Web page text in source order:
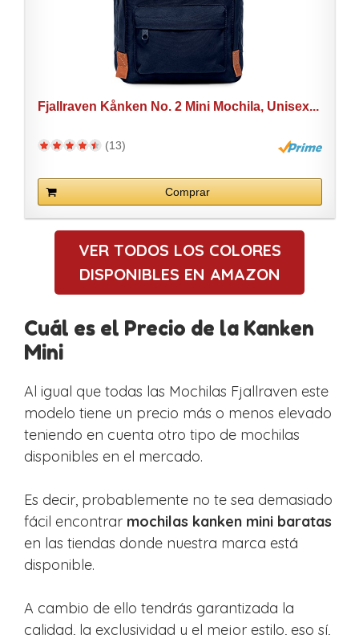
Fjallraven Kånken No. 2 Mini Mochila, Unisex...
(13)
Comprar
VER TODOS LOS COLORES
DISPONIBLES EN AMAZON
Cuál es el Precio de la Kanken
Mini
Al igual que todas las Mochilas Fjallraven este
modelo tiene un precio más o menos elevado
teniendo en cuenta otro tipo de mochilas
disponibles en el mercado.
Es decir, probablemente no te sea demasiado
fácil encontrar mochilas kanken mini baratas
en las tiendas donde nuestra marca está
disponible.
A cambio de ello tendrás garantizada la
calidad, la exclusividad y el mejor estilo, eso sí,